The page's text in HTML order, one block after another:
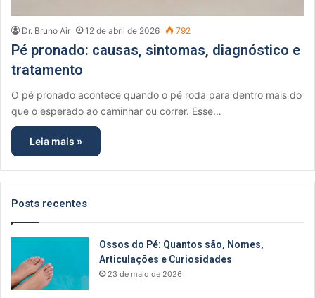
Dr. Bruno Air 12 de abril de 2026 792
Pé pronado: causas, sintomas, diagnóstico e
tratamento
O pé pronado acontece quando o pé roda para dentro mais do
que o esperado ao caminhar ou correr. Esse…
Leia mais »
Posts recentes
Ossos do Pé: Quantos são, Nomes,
Articulações e Curiosidades
23 de maio de 2026